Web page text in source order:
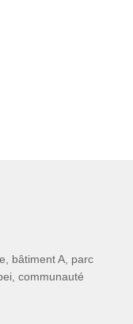
bâtiment A, parc
communauté